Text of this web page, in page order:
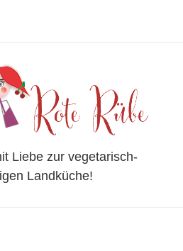
Liebe zur vegetarisch-
Landküche!